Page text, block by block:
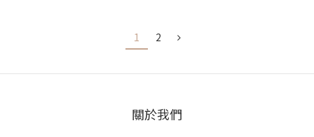
1 2
關於我們